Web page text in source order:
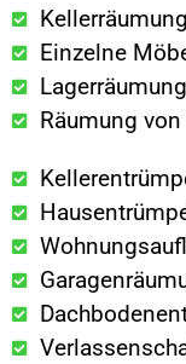
Kellerräumung
Einzelne
Räumung